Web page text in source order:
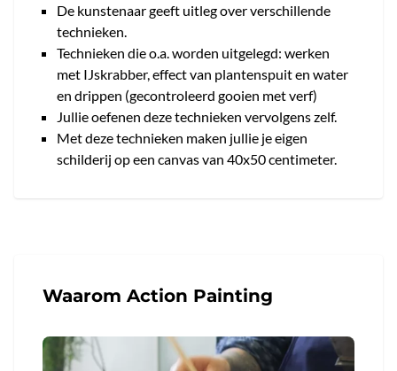
De kunstenaar geeft uitleg over verschillende
technieken.
Technieken die o.a. worden uitgelegd: werken
met IJskrabber, effect van plantenspuit en water
en drippen (gecontroleerd gooien met verf)
Jullie oefenen deze technieken vervolgens zelf.
Met deze technieken maken jullie je eigen
schilderij op een canvas van 40x50 centimeter.
Waarom Action Painting